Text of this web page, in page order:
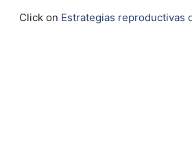
Click on Estrategias reproductivas